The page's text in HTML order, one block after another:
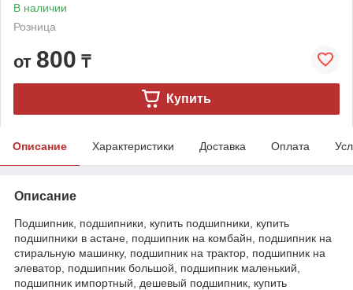
В наличии
Розница
от 800 ₸
Купить
Описание Характеристики Доставка Оплата
Описание
Подшипник, подшипники, купить подшипники, купить
подшипники в астане, подшипник на комбайн, подшипник на
стиральную машинку, подшипник на трактор, подшипник на
элеватор, подшипник большой, подшипник маленький,
подшипник импортный, дешевый подшипник, купить